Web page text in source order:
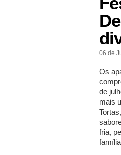
06 de
Os
de
mais
fria,